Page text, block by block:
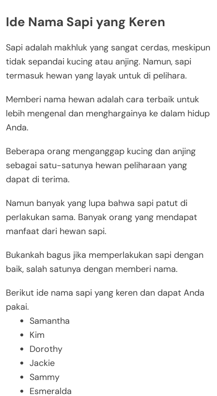
Ide Nama Sapi yang Keren
Sapi adalah makhluk yang sangat cerdas, meskipun
tidak sepandai kucing atau anjing. Namun, sapi
termasuk hewan yang layak untuk di pelihara.
Memberi nama hewan adalah cara terbaik untuk
lebih mengenal dan menghargainya ke dalam hidup
Anda.
Beberapa orang menganggap kucing dan anjing
sebagai satu-satunya hewan peliharaan yang
dapat di terima.
Namun banyak yang lupa bahwa sapi patut di
perlakukan sama. Banyak orang yang mendapat
manfaat dari hewan sapi.
Bukankah bagus jika memperlakukan sapi dengan
baik, salah satunya dengan memberi nama.
Berikut ide nama sapi yang keren dan dapat Anda
pakai.
Samantha
Kim
Dorothy
Jackie
Sammy
Esmeralda